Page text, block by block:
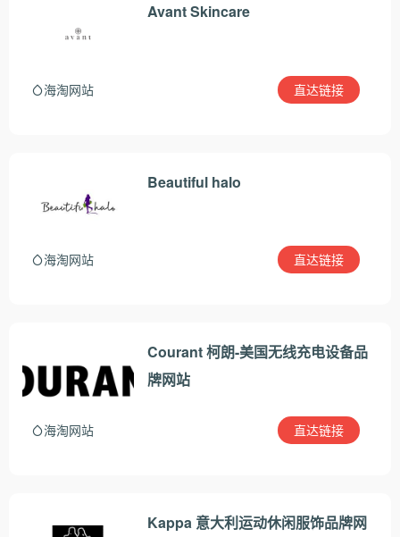
Avant Skincare
海淘网站 直达链接
Beautiful halo
海淘网站 直达链接
Courant 柯朗-美国无线充电设备品
牌网站
海淘网站 直达链接
Kappa 意大利运动休闲服饰品牌网